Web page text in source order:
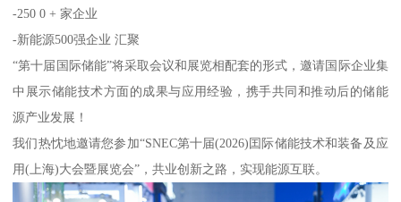
-250 0 + 家企业
-新能源500强企业 汇聚
“第十届国际储能”将采取会议和展览相配套的形式，邀请国际企业集
中展示储能技术方面的成果与应用经验，携手共同和推动后的储能
源产业发展！
我们热忱地邀请您参加“SNEC第十届(2026)囯际储能技术和装备及应
用(上海)大会暨展览会”，共业创新之路，实现能源互联。